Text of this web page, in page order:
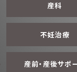
産科
不妊治療
産前・産後サポ